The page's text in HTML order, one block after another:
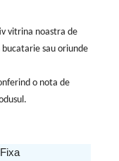
vitrina noastra de
sau oriunde
o nota de
Fixa